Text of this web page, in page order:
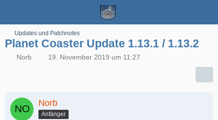
Updates und Patchnotes
Planet Coaster Update 1.13.1 / 1.13.2
Norb 19. November 2019 um 11:27
Norb
Anfänger